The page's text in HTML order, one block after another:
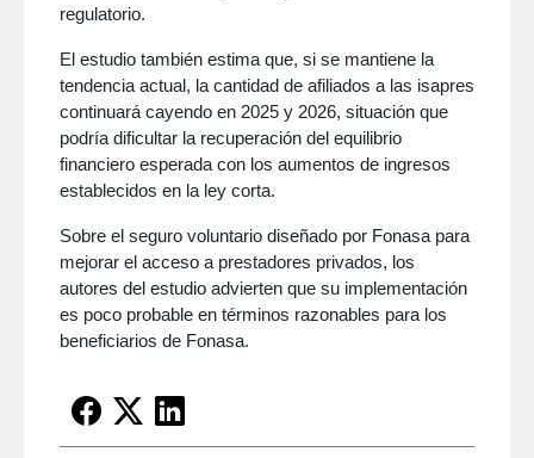
regulatorio.
El estudio también estima que, si se mantiene la
tendencia actual, la cantidad de afiliados a las isapres
continuará cayendo en 2025 y 2026, situación que
podría dificultar la recuperación del equilibrio
financiero esperada con los aumentos de ingresos
establecidos en la ley corta.
Sobre el seguro voluntario diseñado por Fonasa para
mejorar el acceso a prestadores privados, los
autores del estudio advierten que su implementación
es poco probable en términos razonables para los
beneficiarios de Fonasa.